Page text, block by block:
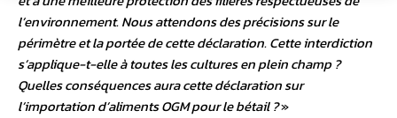
l’environnement. Nous attendons des précisions sur le
périmètre et la portée de cette déclaration. Cette interdiction
s’applique-t-elle à toutes les cultures en plein champ ?
Quelles conséquences aura cette déclaration sur
l’importation d’aliments OGM pour le bétail ?»